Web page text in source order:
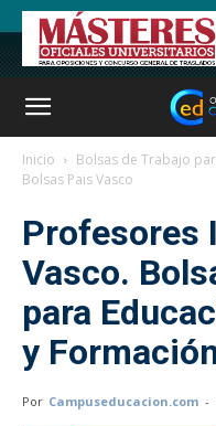
Inicio
Bolsas de Trabajo
Bolsas Pais Vasco
Profesores
Vasco.
para
y
Por Campuseducacion.com -